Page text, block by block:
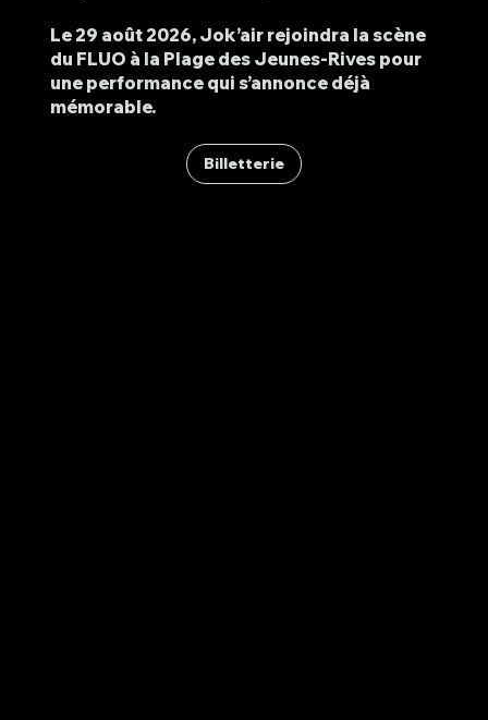
Le 29 août 2026, Jok’air rejoindra la scène
du FLUO à la Plage des Jeunes-Rives pour
une performance qui s’annonce déjà
mémorable.
Billetterie